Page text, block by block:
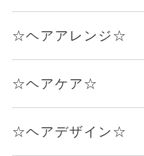
☆ヘアアレンジ☆
☆ヘアケア☆
☆ヘアデザイン☆